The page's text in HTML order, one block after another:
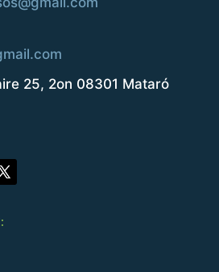
25, 2on 08301 Mataró